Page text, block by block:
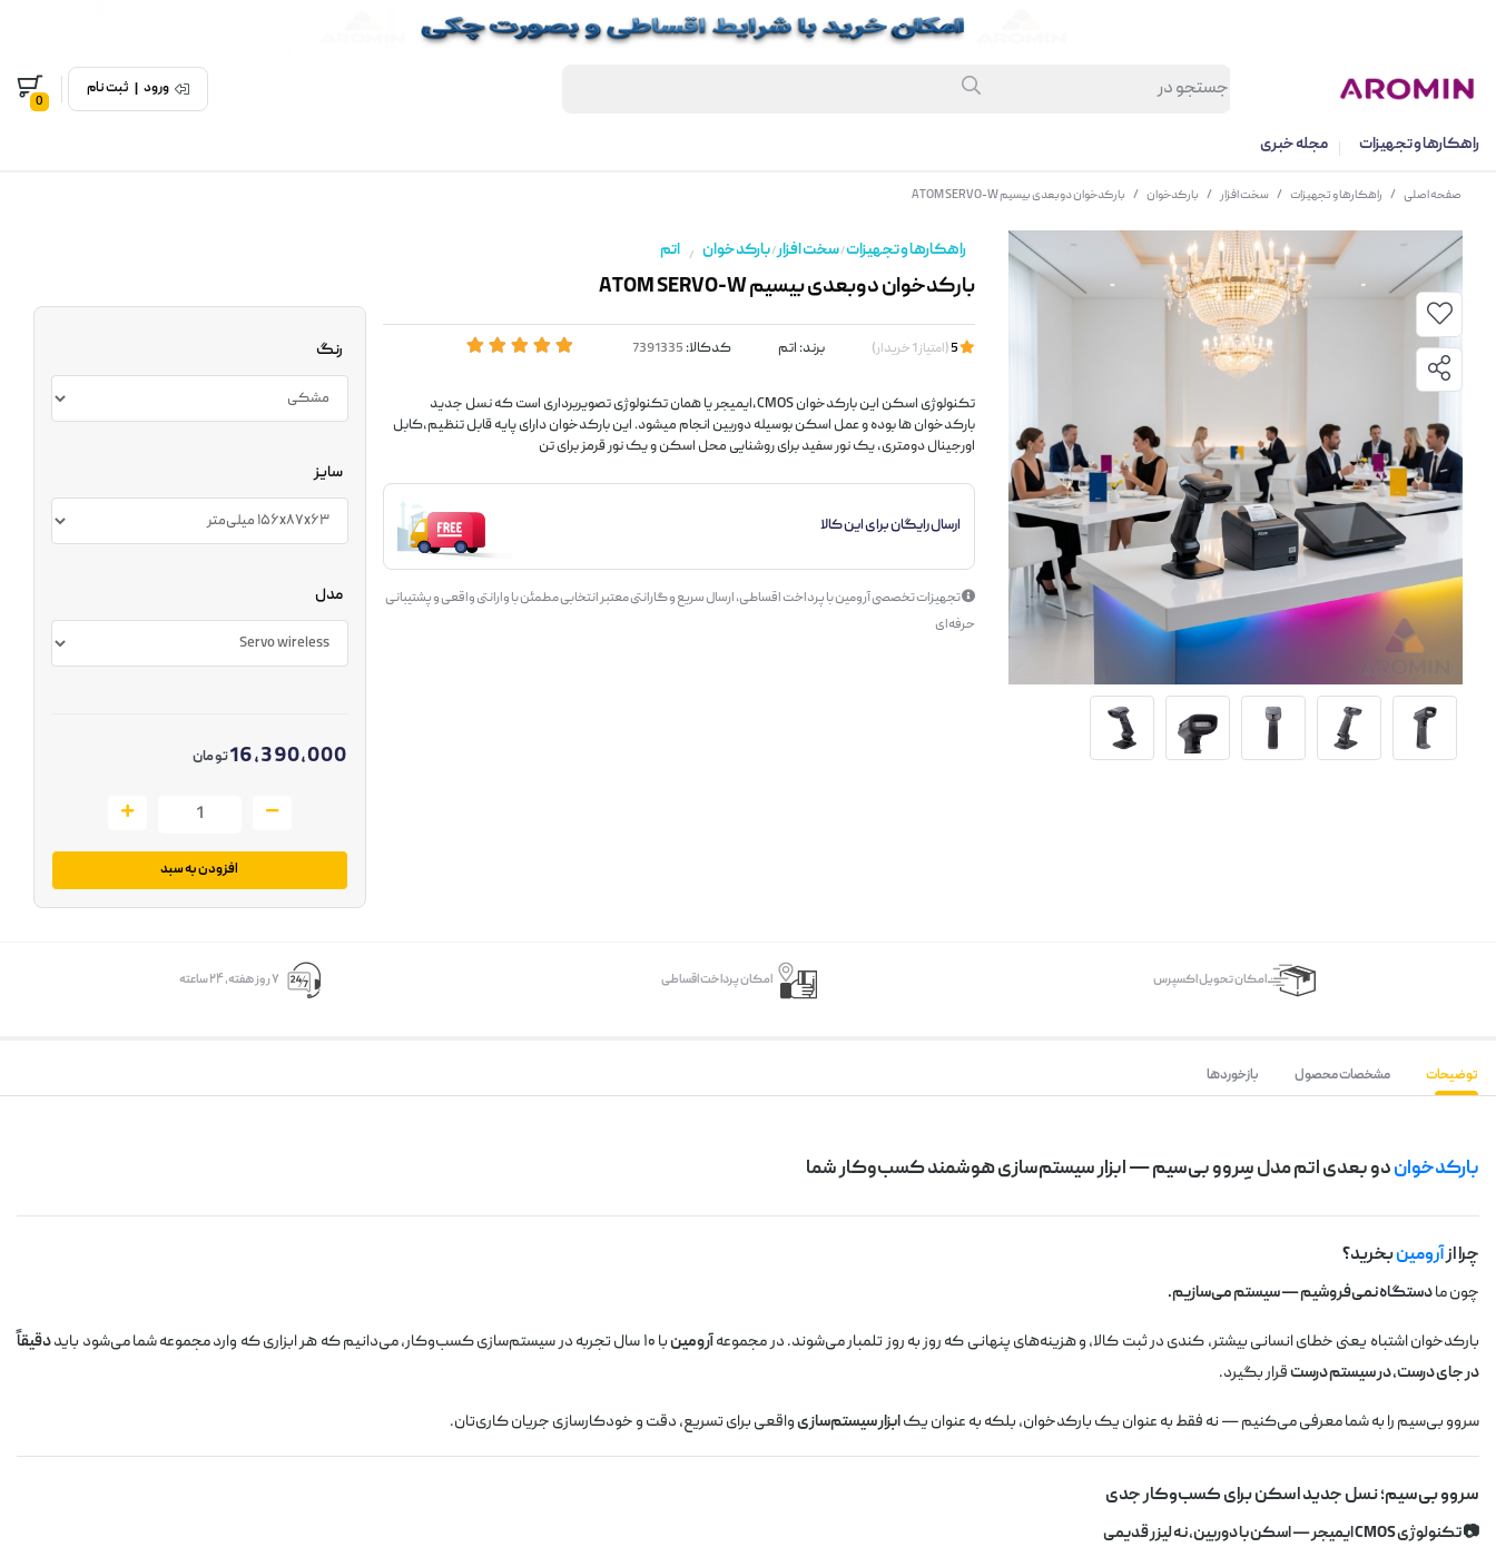
ورود | ثبت نام
0
راهکارها و تجهیزات مجله خبری
صفحه اصلی / راهکارها و تجهیزات / سخت افزار / بارکدخوان / بارکدخوان دوبعدی بیسیم ATOM SERVO-W
راهکارها و تجهیزات/سخت افزار/بارکدخوان / اتم
بارکدخوان دوبعدی بیسیم ATOM SERVO-W
(امتیاز1خریدار) برند: اتم کدکالا:
تکنولوژی اسکن این بارکدخوان CMOS،ایمیجر یا همان تکنولوژی تصویربرداری است که نسل جدید
بارکدخوان ها بوده و عمل اسکن بوسیله دوربین انجام میشود. این بارکدخوان دارای پایه قابل تنظیم،کابل
اورجینال دومتری، یک نور سفید برای روشنایی محل اسکن و یک نور قرمز برای تن
ارسال رایگان برای این کالا
تجهیزات تخصصی آرومین با پرداخت اقساطی، ارسال سریع و گارانتی معتبر انتخابی مطمئن با وارانتی واقعی و پشتیبانی
حرفه‌ای
رنگ
سایز
مدل
16,390,000تومان
افزودن به سبد
اﻣﮑﺎن ﺗﺤﻮﯾﻞ اﮐﺴﭙﺮس امکان پرداخت اقساطی ۷ روز ﻫﻔﺘﻪ، ۲۴ ﺳﺎﻋﺘﻪ
توضیحات مشخصات محصول بازخوردها
بارکدخواندو بعدی اتم مدل سِروو بی‌سیم — ابزار سیستم‌سازی هوشمند کسب‌وکار شما
چرا ازآرومینبخرید؟
چون مادستگاه نمی‌فروشیم — سیستم می‌سازیم.
بارکدخوان اشتباه یعنی خطای انسانی بیشتر، کندی در ثبت کالا، و هزینه‌های پنهانی که روز به روز تلمبار می‌شوند. در مجموعه آرومینبا ۱۰ سال تجربه در سیستم‌سازی کسب‌وکار، می‌دانیم که هر ابزاری که وارد مجموعه شما می‌شود باید
دقیقاً
در جای درست، در سیستم درستقرار بگیرد.
سروو بی‌سیم را به شما معرفی می‌کنیم — نه فقط به عنوان یک بارکدخوان، بلکه به عنوان یکابزار سیستم‌سازیواقعی برای تسریع، دقت و خودکارسازی جریان کاری‌تان.
سروو بی‌سیم؛ نسل جدید اسکن برای کسب‌وکار جدی
📷 تکنولوژی CMOS ایمیجر — اسکن با دوربین، نه لیزر قدیمی